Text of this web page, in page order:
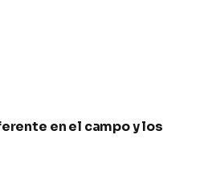
en el campo y los